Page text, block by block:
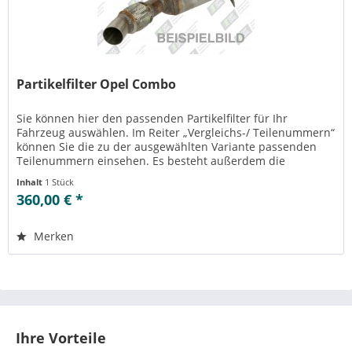
Partikelfilter Opel Combo
Sie können hier den passenden Partikelfilter für Ihr
Fahrzeug auswählen. Im Reiter „Vergleichs-/ Teilenummern“
können Sie die zu der ausgewählten Variante passenden
Teilenummern einsehen. Es besteht außerdem die
Inhalt 1 Stück
360,00 € *
Merken
Ihre Vorteile